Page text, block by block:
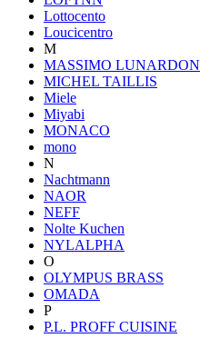
Lottocento
Loucicentro
M
MASSIMO LUNARDON
MICHEL TAILLIS
Miele
Miyabi
MONACO
mono
N
Nachtmann
NAOR
NEFF
Nolte Kuchen
NYLALPHA
O
OLYMPUS BRASS
OMADA
P
P.L. PROFF CUISINE